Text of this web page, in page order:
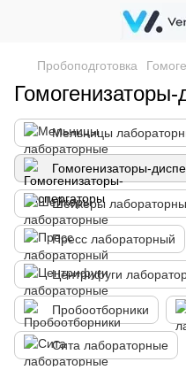
Пробоподготовка
Мельницы
Гомогенизаторы-
Шейкеры
Пресс лабораторный
Центрифуги
Пробоотборники
Сита лабораторные